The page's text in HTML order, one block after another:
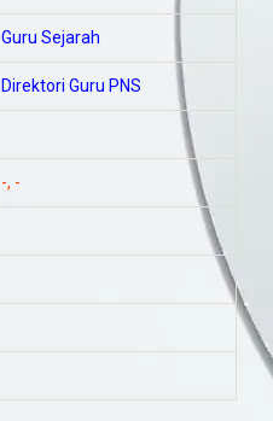
Guru Sejarah
Direktori Guru PNS
-, -